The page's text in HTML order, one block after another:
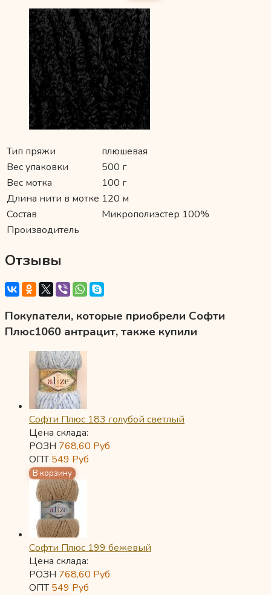
Тип пряжи
плюшевая
Вес упаковки
500 г
Вес мотка
100 г
Длина нити в мотке 120 м
Состав
Микрополиэстер 100%
Производитель
Отзывы
Покупатели, которые приобрели Софти
Плюс1060 антрацит, также купили
Софти Плюс 183 голубой светлый
Цена склада:
РОЗН 768,60 Руб
ОПТ549 Руб
Софти Плюс 199 бежевый
Цена склада:
РОЗН 768,60 Руб
ОПТ549 Руб